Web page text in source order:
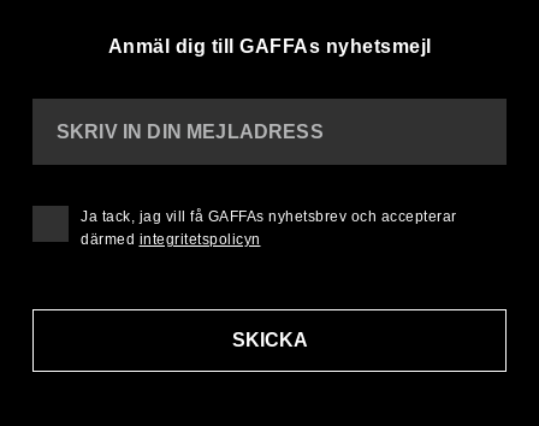
Anmäl dig till GAFFAs nyhetsmejl
SKRIV IN DIN MEJLADRESS
SKICKA
Ja tack, jag vill få GAFFAs nyhetsbrev och accepterar
därmed integritetspolicyn